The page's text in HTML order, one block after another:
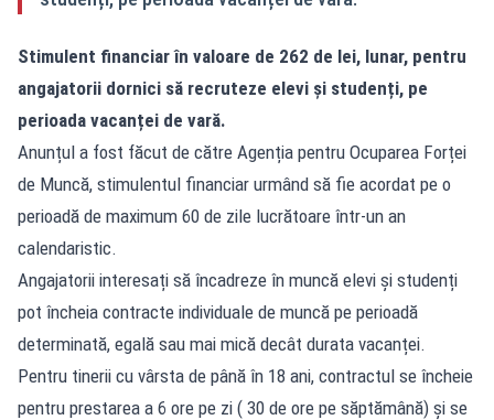
Stimulent financiar în valoare de 262 de lei, lunar, pentru
angajatorii dornici să recruteze elevi și studenți, pe
perioada vacanței de vară.
Anunțul a fost făcut de către Agenția pentru Ocuparea Forței
de Muncă, stimulentul financiar urmând să fie acordat pe o
perioadă de maximum 60 de zile lucrătoare într-un an
calendaristic.
Angajatorii interesați să încadreze în muncă elevi și studenți
pot încheia contracte individuale de muncă pe perioadă
determinată, egală sau mai mică decât durata vacanței.
Pentru tinerii cu vârsta de până în 18 ani, contractul se încheie
pentru prestarea a 6 ore pe zi ( 30 de ore pe săptămână) și se